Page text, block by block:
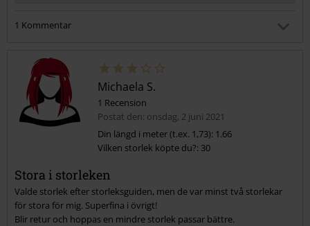
Skicka kommentar
1 Kommentar
Postat den: fredag, 30 januari 2026 18:37:34
Du vet väl om att storlekarna är angivna i tum, inte typiska
34/36 som finns på HM och liknande?
Hjälpte den här informationen dig?
Michaela S.
1 Recension
Postat den: onsdag, 2 juni 2021
Din längd i meter (t.ex. 1,73): 1.66
Vilken storlek köpte du?: 30
Stora i storleken
Valde storlek efter storleksguiden, men de var minst två storlekar
för stora för mig. Superfina i övrigt!
Blir retur och hoppas en mindre storlek passar bättre.